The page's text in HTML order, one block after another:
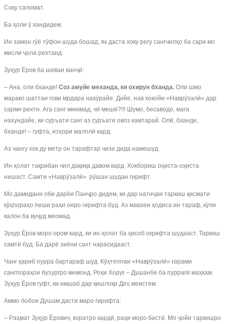
Соқу саломат.
Ба ҳоли ӯ хандидем.
Ин замон гӯё тӯфон шуда бошад, як даста хоку регу сангчилҳо ба сари мо
мисли ҷола рехтанд.
Зуҳур Ёров ба шеваи ванҷӣ:
– Ана, оли бханде! Соз амуйе механда, ки охирун бханда. Оли шмо
марако шаттаи гови мрдара нахӯрайе. Дийе, нав хокойи «Наврӯзалӣ» дар
сармн рехтн. Ага санг миюмад, чӣ мешӣ?!!! Шумо, бесаводо, мага
нахундайе, ки суръати санг аз суръати овоз камтарай. Олӣ, бханде,
бханде! – гуфта, изҳори малолӣ кард.
Аз чангу хок ду метр он тарафтар чизе дида намешуд.
Ин ҳолат тақрибан чил дақиқа давом кард. Хокбориш оҳиста-оҳиста
нишаст. Самти «Наврӯзалӣ» рӯшан шудан гирифт.
Мо дамидани оби дарёи Панҷро дидем, ки дар натиҷаи таркиш қисмати
кӯҳпораҳо пеши раҳи онро гирифта буд. Аз мавзеи ҳодиса ин тараф, кӯли
калон ба вуҷуд меомад.
Зуҳур Ёров моро ором кард, ки ин ҳолат ба ҳисоб гирифта шудааст. Таркиш
самтӣ буд. Ба дарё зиёни сахт нарасидааст.
Чанг қариб пурра бартараф шуд. Кӯҳтеппаи «Наврӯзалӣ» ғарами
сангпораҳои бузургро мемонд. Роҳи Хоруғ – Душанбе ба пуррагӣ маҳкам.
Зуҳур Ёров гуфт, ки имшаб дар қишлоқи Деҳ меистем.
Аммо бобои Душам дасти маро гирифта:
– Раҳмат Зуҳур Ёрович, коратро кардӣ, раҳи моро бастӣ. Мо ҷойи таркишро